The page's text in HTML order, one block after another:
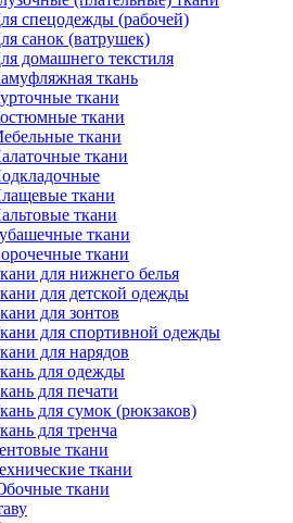
спецодежды (рабочей)
санок (ватрушек)
домашнего текстиля
ткань
ткани
ткани
ткани
ткани
ткани
ткани
ткани
ткани
для нижнего белья
для детской одежды
для зонтов
для спортивной одежды
для нарядов
для одежды
для печати
для сумок (рюкзаков)
для тренча
ткани
ткани
ткани